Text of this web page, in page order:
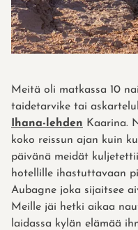
Meitä oli matkassa 10
taidetarvike tai
Ihana-lehden Kaarina.
koko reissun ajan kuin
päivänä meidät
hotellille ihastuttavaan
Aubagne joka sijaitsee
Meille jäi hetki aikaa
laidassa kylän elämää